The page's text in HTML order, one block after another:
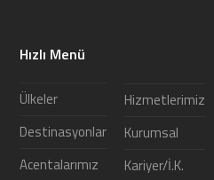
Hızlı Menü
Ülkeler
Destinasyonlar
Acentalarımız
Hizmetlerimiz
Kurumsal
Kariyer/İ.K.